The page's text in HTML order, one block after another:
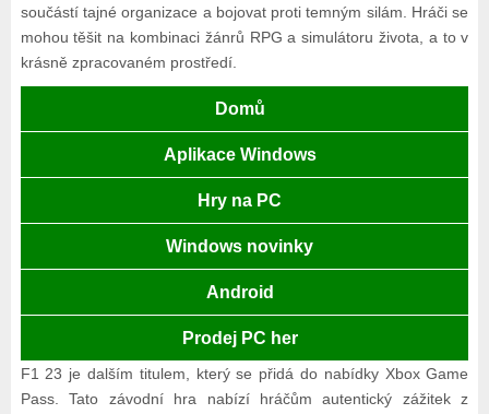
součástí tajné organizace a bojovat proti temným silám. Hráči se
mohou těšit na kombinaci žánrů RPG a simulátoru života, a to v
krásně zpracovaném prostředí.
Domů
Aplikace Windows
Hry na PC
Windows novinky
Android
Prodej PC her
F1 23 je dalším titulem, který se přidá do nabídky Xbox Game
Pass. Tato závodní hra nabízí hráčům autentický zážitek z